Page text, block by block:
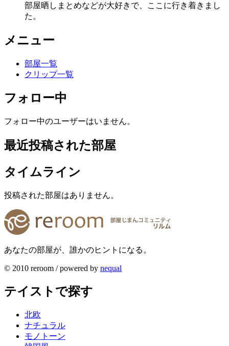
部屋晒しまとめなどが大好きで、ここに行き着きまし
た。
メニュー
部屋一覧
クリップ一覧
フォロー中
フォロー中のユーザーはいません。
最近投稿された部屋
タイムライン
投稿された部屋はありません。
あなたの部屋が、誰かのヒントになる。
© 2010 reroom / powered by nequal
テイストで探す
北欧
ナチュラル
モノトーン